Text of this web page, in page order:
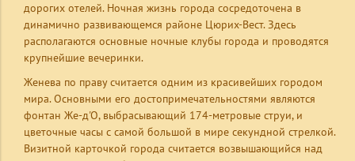
дорогих отелей. Ночная жизнь города сосредоточена в
динамично развивающемся районе Цюрих-Вест. Здесь
располагаются основные ночные клубы города и проводятся
крупнейшие вечеринки.
Женева по праву считается одним из красивейших городом
мира. Основными его достопримечательностями являются
фонтан Же-д'О, выбрасывающий 174-метровые струи, и
цветочные часы с самой большой в мире секундной стрелкой.
Визитной карточкой города считается возвышающийся над